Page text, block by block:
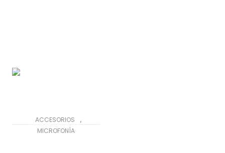
ACCESORIOS ,
MICROFONÍA